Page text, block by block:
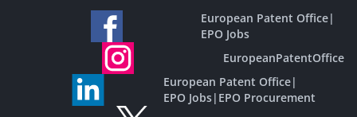
European Patent Office|
EPO Jobs
EuropeanPatentOffice
European Patent Office|
EPO Jobs| EPO Procurement